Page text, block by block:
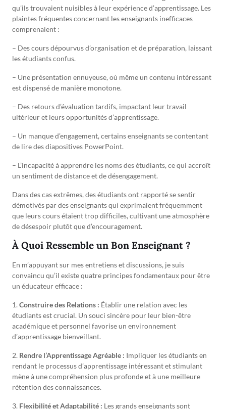
qu’ils trouvaient nuisibles à leur expérience d’apprentissage. Les
plaintes fréquentes concernant les enseignants inefficaces
comprenaient :
– Des cours dépourvus d’organisation et de préparation, laissant
les étudiants confus.
– Une présentation ennuyeuse, où même un contenu intéressant
est dispensé de manière monotone.
– Des retours d’évaluation tardifs, impactant leur travail
ultérieur et leurs opportunités d’apprentissage.
– Un manque d’engagement, certains enseignants se contentant
de lire des diapositives PowerPoint.
– L’incapacité à apprendre les noms des étudiants, ce qui accroît
un sentiment de distance et de désengagement.
Dans des cas extrêmes, des étudiants ont rapporté se sentir
démotivés par des enseignants qui exprimaient fréquemment
que leurs cours étaient trop difficiles, cultivant une atmosphère
de désespoir plutôt que d’encouragement.
À Quoi Ressemble un Bon Enseignant ?
En m’appuyant sur mes entretiens et discussions, je suis
convaincu qu’il existe quatre principes fondamentaux pour être
un éducateur efficace :
1. Construire des Relations : Établir une relation avec les
étudiants est crucial. Un souci sincère pour leur bien-être
académique et personnel favorise un environnement
d’apprentissage bienveillant.
2. Rendre l’Apprentissage Agréable : Impliquer les étudiants en
rendant le processus d’apprentissage intéressant et stimulant
mène à une compréhension plus profonde et à une meilleure
rétention des connaissances.
3. Flexibilité et Adaptabilité : Les grands enseignants sont